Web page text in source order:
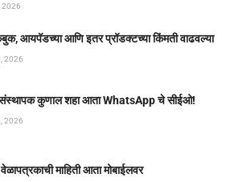
2026
आयपॅडच्या आणि इतर प्रॉडक्टच्या किंमती वाढवल्या
2026
कुणाल शहा आता WhatsApp चे सीईओ!
2026
माहिती आता मोबाईलवर